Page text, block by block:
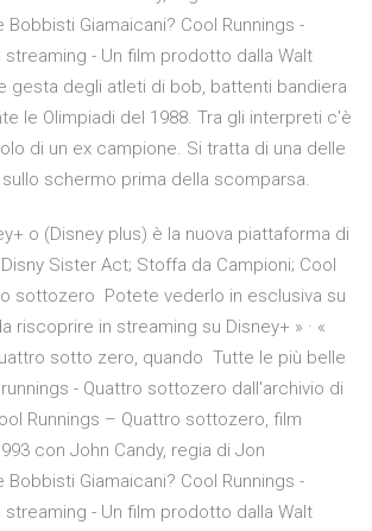
Bobbisti Giamaicani? Cool Runnings -
- Un film prodotto dalla Walt
gesta degli atleti di bob, battenti bandiera
le Olimpiadi del 1988. Tra gli interpreti c'è
di un ex campione. Si tratta di una delle
schermo prima della scomparsa.
o (Disney plus) è la nuova piattaforma di
Sister Act; Stoffa da Campioni; Cool
sottozero Potete vederlo in esclusiva su
riscoprire in streaming su Disney+ » · «
sotto zero, quando Tutte le più belle
- Quattro sottozero dall'archivio di
Runnings – Quattro sottozero, film
con John Candy, regia di Jon
Bobbisti Giamaicani? Cool Runnings -
- Un film prodotto dalla Walt